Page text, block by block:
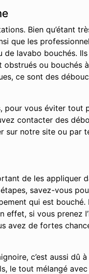
Bien qu’étant
que les
lavabo bouchés.
obstrués ou bouchés
ce sont des
pour vous éviter tout
contacter des
sur notre site ou par
de les appliquer
savez-vous
qui est
effet, si vous prenez
avez de fortes
c’est aussi dû
le tout mélangé